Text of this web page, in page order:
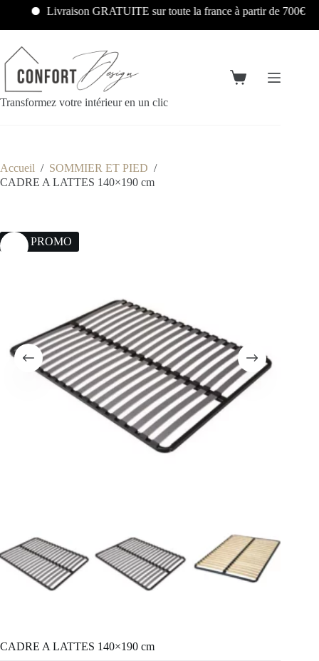
Livraison GRATUITE sur toute la france à partir de 700€
Transformez votre intérieur en un clic
Accueil / SOMMIER ET PIED /
CADRE A LATTES 140×190 cm
30% PROMO
CADRE A LATTES 140×190 cm